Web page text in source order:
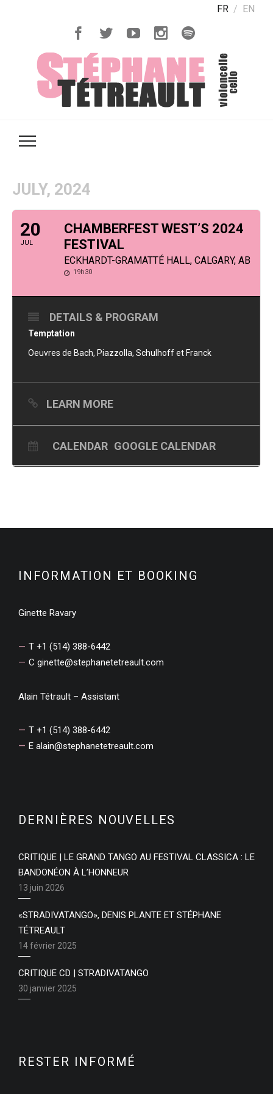
FR EN
JULY, 2024
20
JUL
CHAMBERFEST WEST’S 2024
FESTIVAL
ECKHARDT-GRAMATTÉ HALL, CALGARY, AB
19h30
DETAILS & PROGRAM
Temptation
Oeuvres de Bach, Piazzolla, Schulhoff et Franck
LEARN MORE
CALENDAR GOOGLE CALENDAR
INFORMATION ET BOOKING
Ginette Ravary
T +1 (514) 388-6442
C ginette@stephanetetreault.com
Alain Tétrault – Assistant
T +1 (514) 388-6442
E alain@stephanetetreault.com
DERNIÈRES NOUVELLES
CRITIQUE | LE GRAND TANGO AU FESTIVAL CLASSICA : LE
BANDONÉON À L’HONNEUR
13 juin 2026
«STRADIVATANGO», DENIS PLANTE ET STÉPHANE
TÉTREAULT
14 février 2025
CRITIQUE CD | STRADIVATANGO
30 janvier 2025
RESTER INFORMÉ